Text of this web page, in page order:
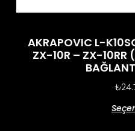
AKRAPOVIC L-
ZX-10R – ZX-
₺